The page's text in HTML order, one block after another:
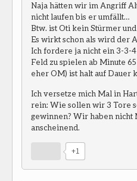
Naja hätten wir im Angriff
nicht laufen bis er umfällt…
Btw. ist Oti kein Stürmer
Es wirkt schon als wird der
Ich fordere ja nicht ein 3-3-
Feld zu spielen ab Minute
eher OM) ist halt auf Dauer
Ich versetze mich Mal in
rein: Wie sollen wir 3 Tore
gewinnen? Wir haben nicht
anscheinend.
+1